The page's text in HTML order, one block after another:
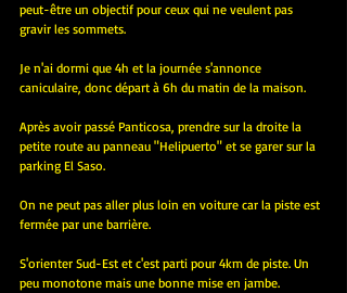
peut-être un objectif pour ceux qui ne veulent pas
gravir les sommets.
Je n'ai dormi que 4h et la journée s'annonce
caniculaire, donc départ à 6h du matin de la maison.
Après avoir passé Panticosa, prendre sur la droite la
petite route au panneau "Helipuerto" et se garer sur la
parking El Saso.
On ne peut pas aller plus loin en voiture car la piste est
fermée par une barrière.
S'orienter Sud-Est et c'est parti pour 4km de piste. Un
peu monotone mais une bonne mise en jambe.